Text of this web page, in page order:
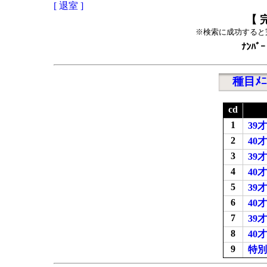
[ 退室 ]
【
※検索に成功すると
ﾅﾝﾊﾞｰ
種目ﾒ
cd
1
39
2
40
3
39
4
40
5
39
6
40
7
39
8
40
9
特